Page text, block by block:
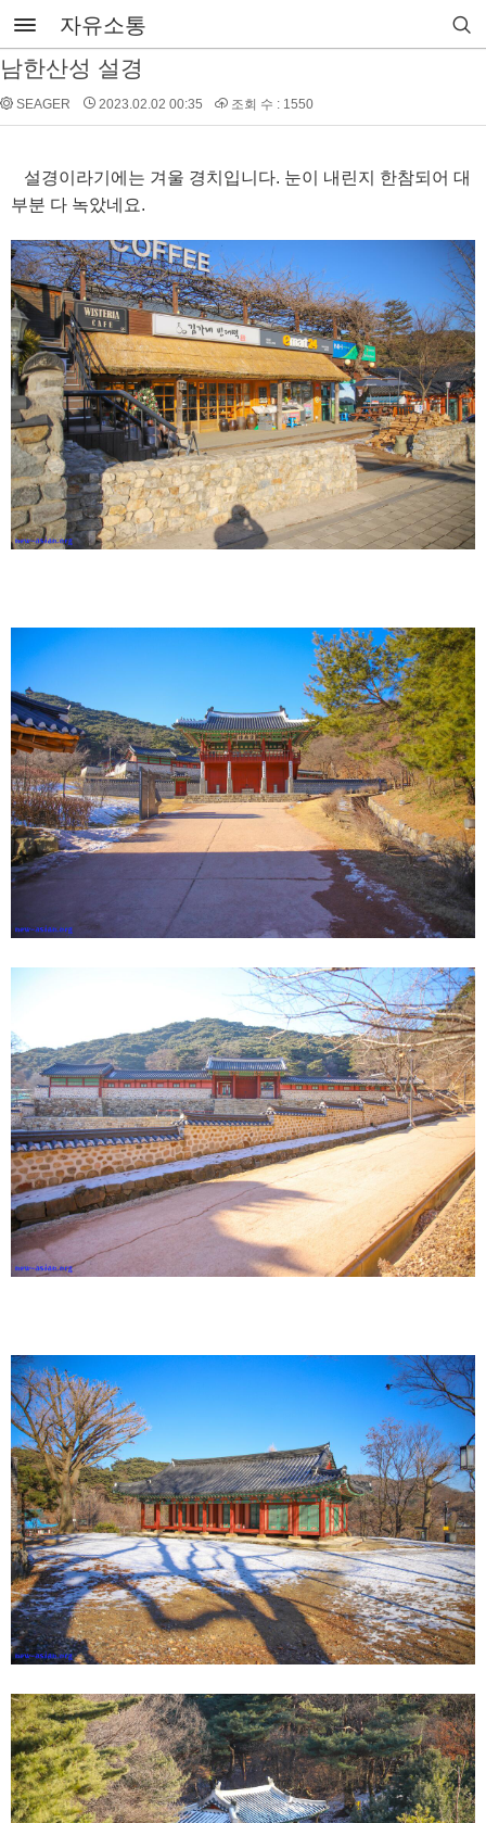
자유소통
남한산성 설경
SEAGER 2023.02.02 00:35 조회 수 : 1550
설경이라기에는 겨울 경치입니다. 눈이 내린지 한참되어 대
부분 다 녹았네요.